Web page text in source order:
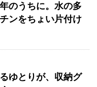
のうちに。水の多
ンをちょい片付け
ゆとりが、収納グ